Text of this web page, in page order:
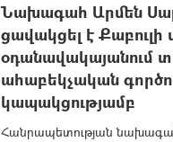
Նախագահ Արմեն
ցավակցել է Քաբուլի
օդանավակայանում
ահաբեկչական
կապակցությամբ
Հանրապետության